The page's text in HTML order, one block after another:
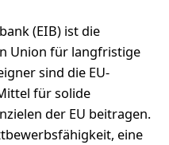
(EIB) ist die
Union für langfristige
sind die EU-
für solide
der EU beitragen.
eine